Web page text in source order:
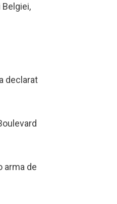
declarat
arma de